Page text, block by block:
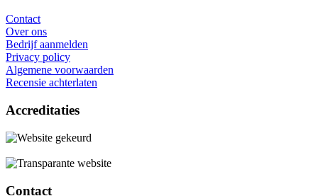
Contact
Over ons
Bedrijf aanmelden
Privacy policy
Algemene voorwaarden
Recensie achterlaten
Accreditaties
Contact